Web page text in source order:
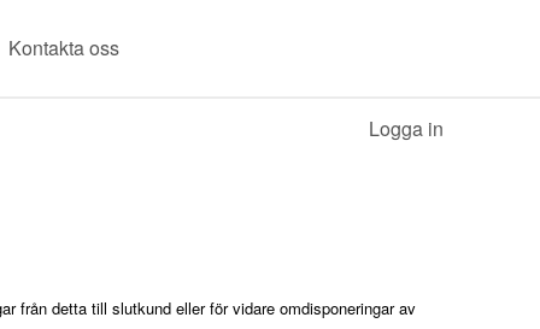
Kontakta oss
Logga in
från detta till slutkund eller för vidare omdisponeringar av